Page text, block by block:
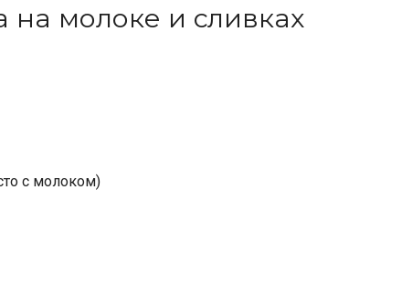
на молоке и сливках
с молоком)